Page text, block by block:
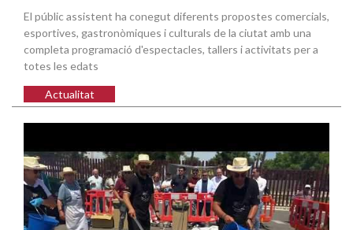
El públic assistent ha conegut diferents propostes comercials,
esportives, gastronòmiques i culturals de la ciutat amb una
completa programació d'espectacles, tallers i activitats per a
totes les edats
Actualitat